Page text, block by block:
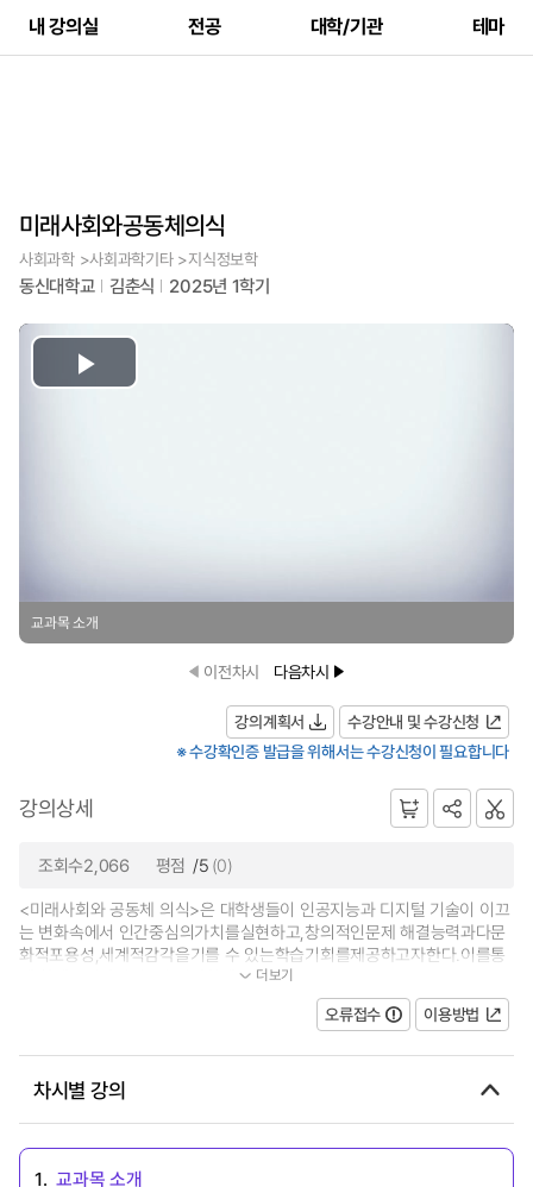
내 강의실 전공 대학/기관 테마
미래사회와공동체의식
사회과학 >사회과학기타 >지식정보학
동신대학교 김춘식 2025년 1학기
Play
교과목 소개
이전차시 다음차시
강의계획서
수강안내 및 수강신청
※ 수강확인증 발급을 위해서는 수강신청이 필요합니다
강의상세
조회수2,066 평점 /5 (0)
<미래사회와 공동체 의식>은 대학생들이 인공지능과 디지털 기술이 이끄
는 변화속에서 인간중심의가치를실현하고,창의적인문제 해결능력과다문
화적포용성,세계적감각을기를 수 있는학습기회를제공하고자한다.이를통
해 학생들이자신이소속된사회에... 더보기
오류접수 이용방법
차시별 강의
1. 교과목 소개